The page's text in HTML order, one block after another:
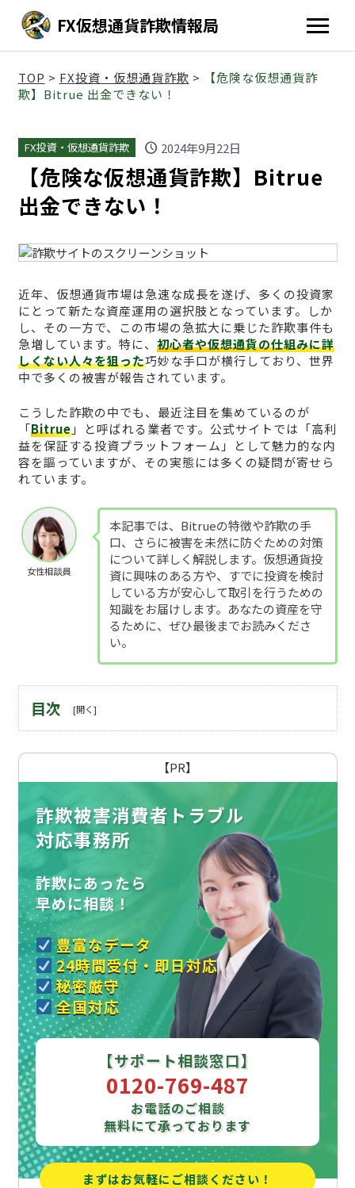
FX仮想通貨詐欺情報局
TOP > FX投資・仮想通貨詐欺 >
【危険な仮想通貨詐
欺】Bitrue 出金できない！
FX投資・仮想通貨詐欺 schedule 2024年9月22日
【危険な仮想通貨詐欺】Bitrue
出金できない！
近年、仮想通貨市場は急速な成長を遂げ、多くの投資家
にとって新たな資産運用の選択肢となっています。しか
し、その一方で、この市場の急拡大に乗じた詐欺事件も
急増しています。特に、 初心者や仮想通貨の仕組みに詳
しくない人々を狙った巧妙な手口が横行しており、世界
中で多くの被害が報告されています。
こうした詐欺の中でも、最近注目を集めているのが
「Bitrue」と呼ばれる業者です。公式サイトでは「高利
益を保証する投資プラットフォーム」として魅力的な内
容を謳っていますが、その実態には多くの疑問が寄せら
れています。
女性相談員
本記事では、Bitrueの特徴や詐欺の手
口、さらに被害を未然に防ぐための対策
について詳しく解説します。仮想通貨投
資に興味のある方や、すでに投資を検討
している方が安心して取引を行うための
知識をお届けします。あなたの資産を守
るために、ぜひ最後までお読みくださ
い。
目次
【PR】
詐欺被害消費者トラブル
対応事務所
詐欺にあったら
早めに相談！
豊富なデータ
24時間受付・即日対応
秘密厳守
全国対応
【サポート相談窓口】
0120-769-487
お電話のご相談
無料にて承っております
まずはお気軽にご相談ください！